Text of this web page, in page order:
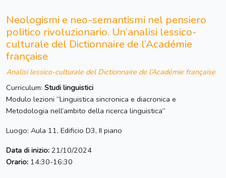
Neologismi e neo-semantismi nel pensiero
politico rivoluzionario. Un’analisi lessico-
culturale del Dictionnaire de l’Académie
française
Analisi lessico-culturale del Dictionnaire de l’Académie française
Curriculum: Studi linguistici
Modulo lezioni “Linguistica sincronica e diacronica e
Metodologia nell’ambito della ricerca linguistica“
Luogo: Aula 11, Edificio D3, II piano
Data di inizio: 21/10/2024
Orario: 14:30-16:30